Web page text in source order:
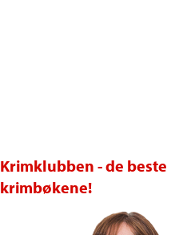
Krimklubben - de beste
krimbøkene!